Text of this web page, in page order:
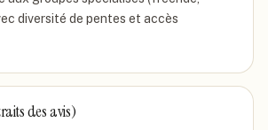
diversité de pentes et accès
des avis)